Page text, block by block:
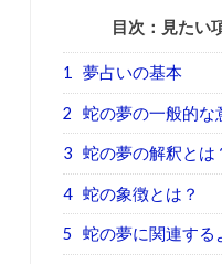
目次：見たい
1 夢占いの基本
2 蛇の夢の一般的な
3 蛇の夢の解釈とは
4 蛇の象徴とは？
5 蛇の夢に関連する